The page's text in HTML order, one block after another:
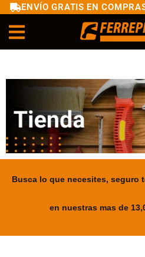
ENVÍO GRATIS EN
Busca lo que necesites, seguro
en nuestras mas de